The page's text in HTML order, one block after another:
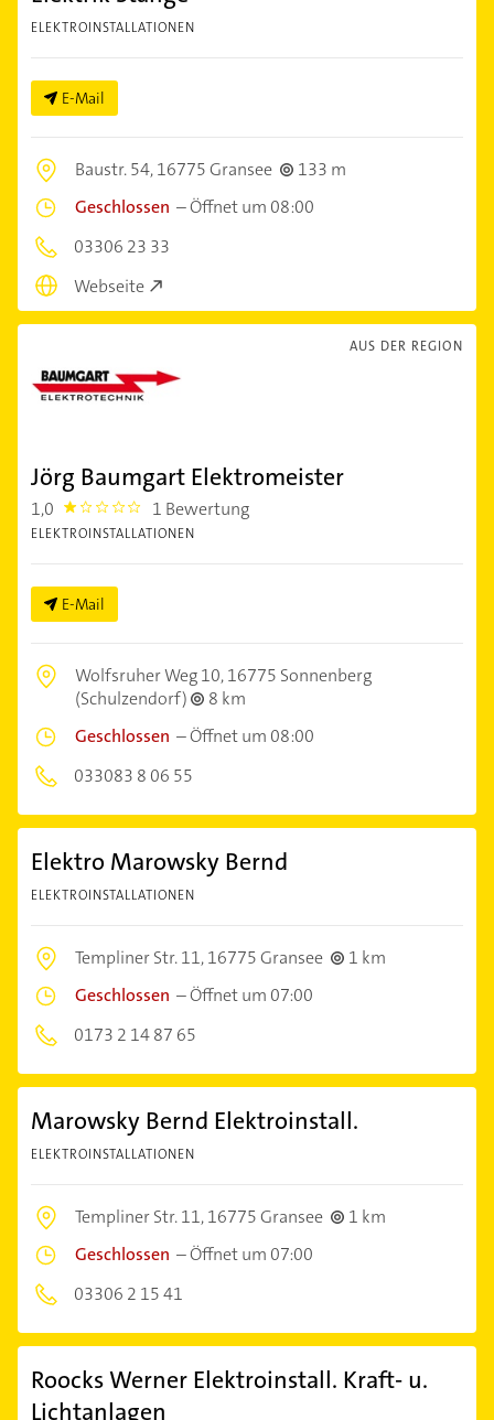
ELEKTROINSTALLATIONEN
E-Mail
Baustr. 54,16775 Gransee
133 m
Geschlossen –Öffnet um 08:00
03306 23 33
Webseite
AUS DER REGION
Jörg Baumgart Elektromeister
1,0 1.0 1 Bewertung
ELEKTROINSTALLATIONEN
E-Mail
Wolfsruher Weg 10,16775 Sonnenberg
(Schulzendorf)
8 km
Geschlossen –Öffnet um 08:00
033083 8 06 55
Elektro Marowsky Bernd
ELEKTROINSTALLATIONEN
Templiner Str. 11,16775 Gransee
1 km
Geschlossen –Öffnet um 07:00
0173 2 14 87 65
Marowsky Bernd Elektroinstall.
ELEKTROINSTALLATIONEN
Templiner Str. 11,16775 Gransee
1 km
Geschlossen –Öffnet um 07:00
03306 2 15 41
Roocks Werner Elektroinstall. Kraft- u.
Lichtanlagen